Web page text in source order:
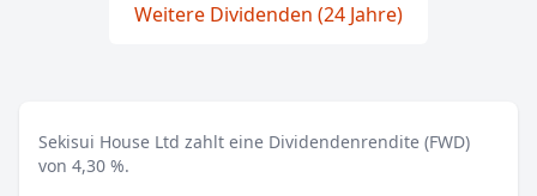
Weitere Dividenden (24 Jahre)
Sekisui House Ltd zahlt eine Dividendenrendite (FWD)
von 4,30 %.